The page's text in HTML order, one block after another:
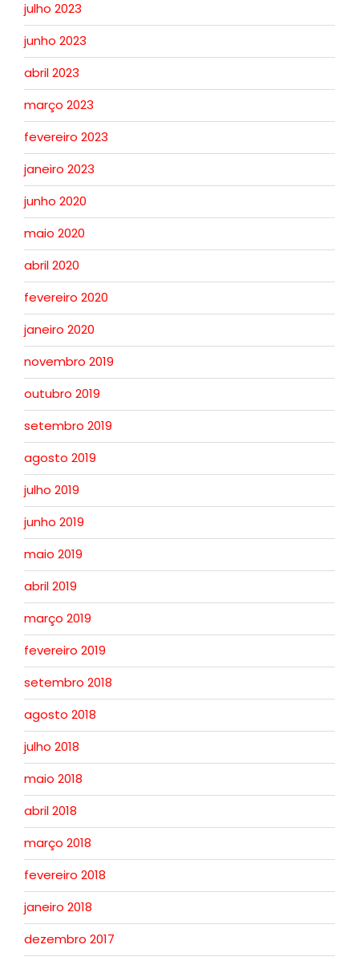
julho 2023
junho 2023
abril 2023
março 2023
fevereiro 2023
janeiro 2023
junho 2020
maio 2020
abril 2020
fevereiro 2020
janeiro 2020
novembro 2019
outubro 2019
setembro 2019
agosto 2019
julho 2019
junho 2019
maio 2019
abril 2019
março 2019
fevereiro 2019
setembro 2018
agosto 2018
julho 2018
maio 2018
abril 2018
março 2018
fevereiro 2018
janeiro 2018
dezembro 2017